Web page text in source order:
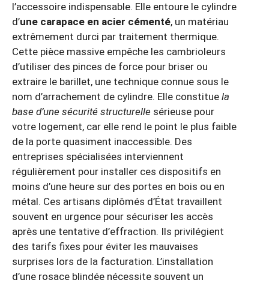
l’accessoire indispensable. Elle entoure le cylindre
d’une carapace en acier cémenté, un matériau
extrêmement durci par traitement thermique.
Cette pièce massive empêche les cambrioleurs
d’utiliser des pinces de force pour briser ou
extraire le barillet, une technique connue sous le
nom d’arrachement de cylindre. Elle constitue la
base d’une sécurité structurelle sérieuse pour
votre logement, car elle rend le point le plus faible
de la porte quasiment inaccessible. Des
entreprises spécialisées interviennent
régulièrement pour installer ces dispositifs en
moins d’une heure sur des portes en bois ou en
métal. Ces artisans diplômés d’État travaillent
souvent en urgence pour sécuriser les accès
après une tentative d’effraction. Ils privilégient
des tarifs fixes pour éviter les mauvaises
surprises lors de la facturation. L’installation
d’une rosace blindée nécessite souvent un